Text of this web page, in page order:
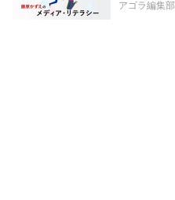
アゴラ編集部